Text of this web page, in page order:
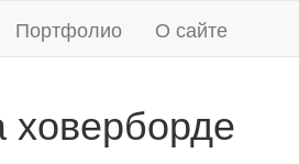
Портфолио О сайте
ховерборде